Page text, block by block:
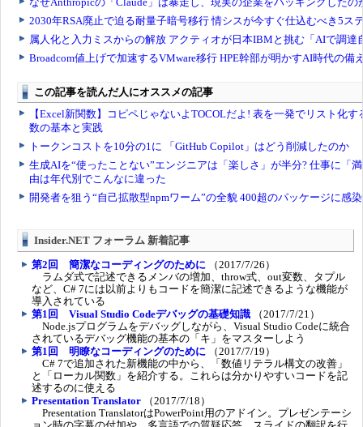
Insider.NET フォーラム 新着記事
第2回 簡潔なコーディングのために （2017/7/26）
ラムダ式で記述できるメンバの増加、throw式、out変数、タプル
など、C# 7には以前よりもコードを簡潔に記述できるような機能が
導入されている
第1回 Visual Studio Codeデバッグの基礎知識 （2017/7/21）
Node.jsプログラムをデバッグしながら、Visual Studio Codeに統合
されているデバッグ機能の基本の「キ」をマスターしよう
第1回 明瞭なコーディングのために （2017/7/19）
C# 7で追加された新機能の中から、「数値リテラル構文の改善」
と「ローカル関数」を紹介する。これらは分かりやすいコードを記
述するのに使える
Presentation Translator （2017/7/18）
Presentation TranslatorはPowerPoint用のアドイン。プレゼンテーシ